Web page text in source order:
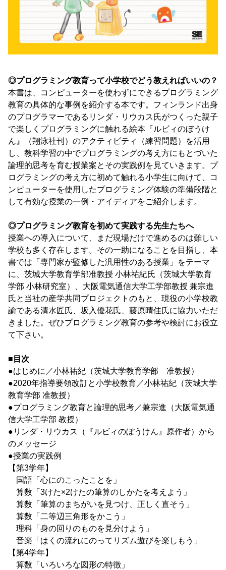
◎プログラミング教育って小学校でどう教えればいいの？
本書は、コンピューターを使わずにできるプログラミング
教育の具体的な事例を紹介する本です。フィンランド出身
のプログラマーであるリンダ・リウカス氏がつくった親子
で楽しくプログラミングに触れる絵本『ルビィのぼうけ
ん』（翔泳社刊）のアクティビティ（練習問題）を活用
し、教科学習の中でプログラミングの考え方にもとづいた
論理的思考を育む授業案とその実践例を見ていきます。プ
ログラミングの考え方に初めて触れる小学生に向けて、コ
ンピューターを使用したプログラミング体験の準備段階と
して有効な授業の一例・アイディアをご紹介します。
◎プログラミング教育を初めて実践する先生たちへ
授業への導入について、まだ現場だけで進めるのは難しい
学校も多く存在します。その一助になることを目指し、本
書では「専門家が監修した汎用性のある授業」をテーマ
に、茨城大学教育学部准教授 小林祐紀氏（茨城大学教育
学部 小林研究室）、大阪電気通信大学工学部教授 兼宗進
氏と当社の産学共同プロジェクトのもと、現役の小学校教
諭である清水匠氏、坂入優花氏、藤原晴佳氏に協力いただ
きました。ぜひプログラミング教育の参考や検討にお役立
て下さい。
■目次
●はじめに／小林祐紀（茨城大学教育学部 准教授）
●2020年指導要領改訂と小学校教育／小林祐紀（茨城大学
教育学部 准教授）
●プログラミング教育と論理的思考／兼宗進（大阪電気通
信大学工学部 教授）
●リンダ・リウカス（『ルビィのぼうけん』原作者）から
のメッセージ
●授業の実践例
【第3学年】
国語「心にのこったことを」
算数「3けた×2けたの筆算のしかたを考えよう」
算数「筆算のまちがいを見つけ、正しく直そう」
算数「二等辺三角形をかこう」
理科「身の回りのものを見分けよう」
音楽「はくの流れにのってリズム遊びを楽しもう」
【第4学年】
算数「いろいろな図形の特徴」